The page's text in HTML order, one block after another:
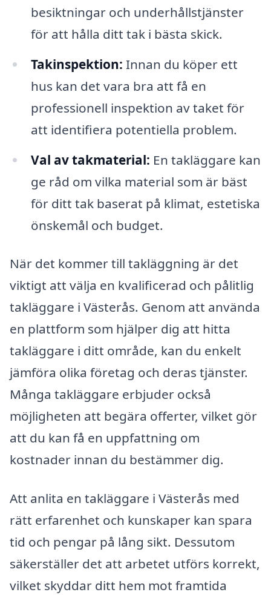
besiktningar och underhållstjänster
för att hålla ditt tak i bästa skick.
Takinspektion: Innan du köper ett
hus kan det vara bra att få en
professionell inspektion av taket för
att identifiera potentiella problem.
Val av takmaterial: En takläggare kan
ge råd om vilka material som är bäst
för ditt tak baserat på klimat, estetiska
önskemål och budget.
När det kommer till takläggning är det
viktigt att välja en kvalificerad och pålitlig
takläggare i Västerås. Genom att använda
en plattform som hjälper dig att hitta
takläggare i ditt område, kan du enkelt
jämföra olika företag och deras tjänster.
Många takläggare erbjuder också
möjligheten att begära offerter, vilket gör
att du kan få en uppfattning om
kostnader innan du bestämmer dig.
Att anlita en takläggare i Västerås med
rätt erfarenhet och kunskaper kan spara
tid och pengar på lång sikt. Dessutom
säkerställer det att arbetet utförs korrekt,
vilket skyddar ditt hem mot framtida